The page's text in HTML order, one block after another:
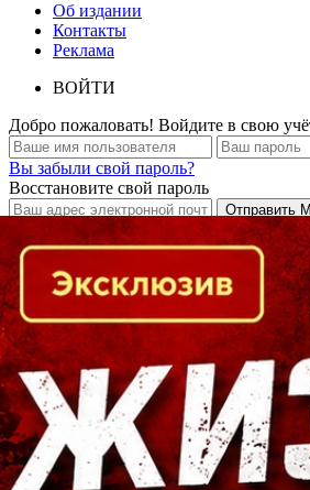
Об издании
Контакты
Реклама
ВОЙТИ
Добро пожаловать! Войдите в свою
Вы забыли свой пароль?
Восстановите свой пароль
Кто есть кто в Байкальском регионе